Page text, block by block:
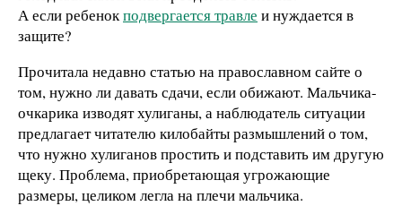
А если ребенокподвергается травле и нуждается в
защите?
Прочитала недавно статью на православном сайте о
том, нужно ли давать сдачи, если обижают. Мальчика-
очкарика изводят хулиганы, а наблюдатель ситуации
предлагает читателю килобайты размышлений о том,
что нужно хулиганов простить и подставить им другую
щеку. Проблема, приобретающая угрожающие
размеры, целиком легла на плечи мальчика.